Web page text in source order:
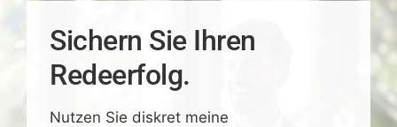
Sichern Sie Ihren
Redeerfolg.
Nutzen Sie diskretmeine